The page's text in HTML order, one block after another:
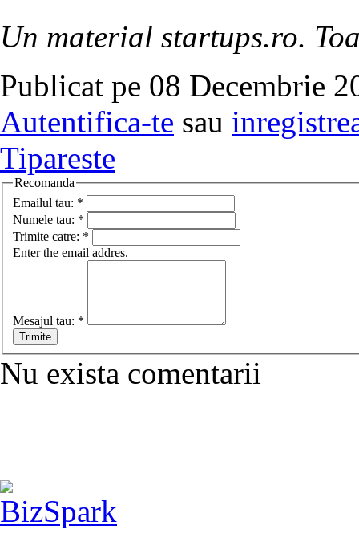
Un material startups.ro.
Publicat pe 08 Decembrie
Autentifica-te sau
Tipareste
Recomanda
Emailul tau: *
Numele tau: *
Trimite catre: *
Enter the email addres.
Mesajul tau: *
Nu exista comentarii